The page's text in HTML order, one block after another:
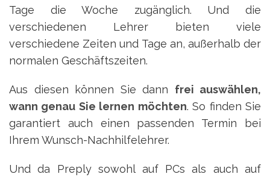
Tage die Woche zugänglich. Und die
verschiedenen Lehrer bieten viele
verschiedene Zeiten und Tage an, außerhalb der
normalen Geschäftszeiten.
Aus diesen können Sie dann frei auswählen,
wann genau Sie lernen möchten. So finden Sie
garantiert auch einen passenden Termin bei
Ihrem Wunsch-Nachhilfelehrer.
Und da Preply sowohl auf PCs als auch auf